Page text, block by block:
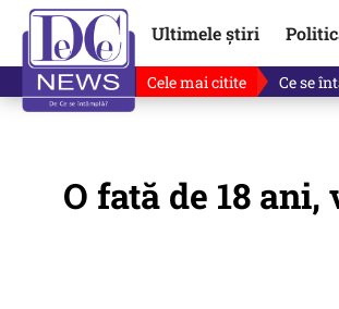
Ultimele știri
Cele mai citite Ce se
O fată de 18